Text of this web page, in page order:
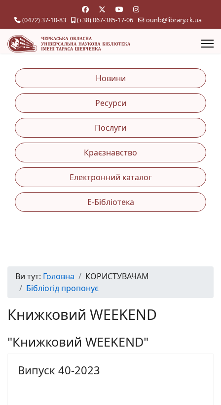
(0472) 37-10-83 (+38) 067-385-17-06 ounb@library.ck.ua
Новини
Ресурси
Послуги
Краєзнавство
Електронний каталог
Е-Бібліотека
Ви тут: Головна
КОРИСТУВАЧАМ
Бібліогід пропонує
Книжковий WEEKEND
"Книжковий WEEKEND"
Випуск 40-2023